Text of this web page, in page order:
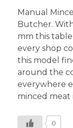
Manual
Butcher.
mm this
every shop
this model
around the
everywhere
minced meat
0